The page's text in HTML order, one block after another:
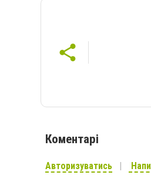
Коментарі
Авторизуватись